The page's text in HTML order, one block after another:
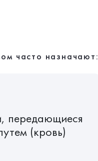
часто назначают:
передающиеся
(кровь)